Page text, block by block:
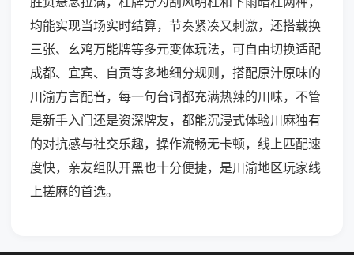
均能实现当场实时结算，节奏紧凑又刺激，还搭载换
三张、幺鸡万能牌等多元变体玩法，可自由切换适配
成都、宜宾、自贡等多地细分规则，搭配原汁原味的
川渝方言配音，每一句台词都充满热辣的川味，不管
是新手入门还是资深牌友，都能沉浸式体验川麻独有
的对抗感与社交乐趣，操作流畅无卡顿，线上匹配速
度快，亲友组队开黑也十分便捷，是川渝地区玩家线
上搓麻的首选。